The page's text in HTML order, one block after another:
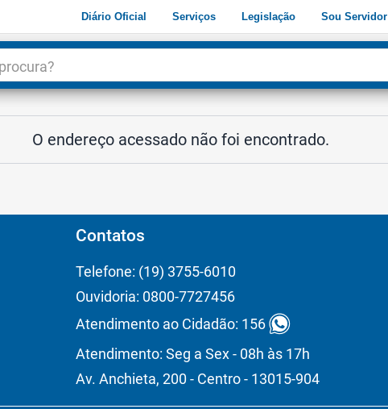
Diário Oficial Serviços Legislação Sou Servidor
O endereço acessado não foi encontrado.
Contatos
Telefone: (19) 3755-6010
Ouvidoria: 0800-7727456
Atendimento ao Cidadão: 156
Atendimento: Seg a Sex - 08h às 17h
Av. Anchieta, 200 - Centro - 13015-904